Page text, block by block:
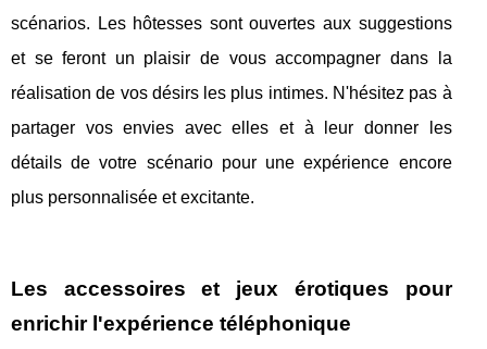
scénarios. Les hôtesses sont ouvertes aux suggestions
et se feront un plaisir de vous accompagner dans la
réalisation de vos désirs les plus intimes. N'hésitez pas à
partager vos envies avec elles et à leur donner les
détails de votre scénario pour une expérience encore
plus personnalisée et excitante.
Les accessoires et jeux érotiques pour
enrichir l'expérience téléphonique